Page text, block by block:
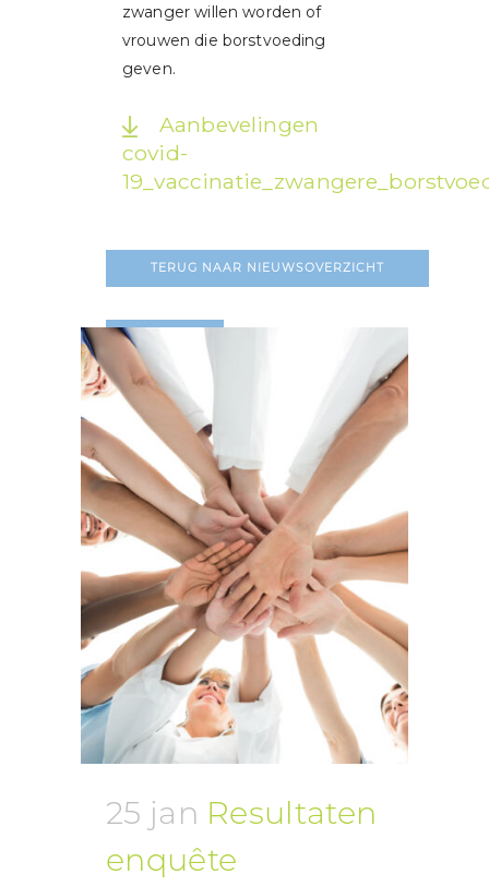
zwanger willen worden of
vrouwen die borstvoeding
geven.
Aanbevelingen
covid-
TERUG NAAR NIEUWSOVERZICHT
LEES MEER
25 jan Resultaten
enquête